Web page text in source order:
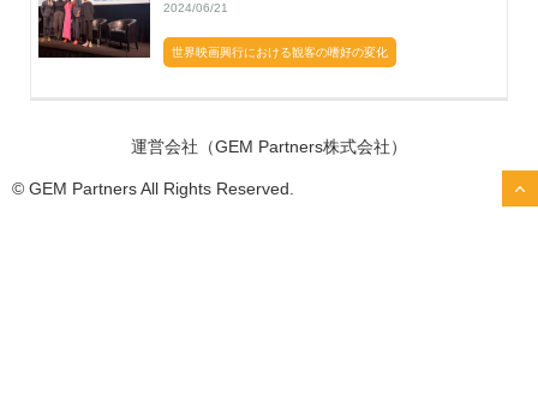
2024/06/21
世界映画興行における観客の嗜好の変化
運営会社（GEM Partners株式会社）
© GEM Partners All Rights Reserved.